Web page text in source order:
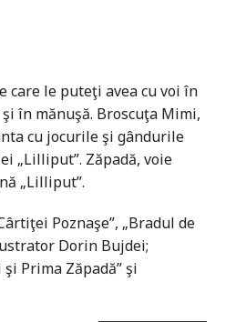
care le puteţi avea cu voi în
în mănuşă. Broscuţa Mimi,
cu jocurile şi gândurile
„Lilliput”. Zăpadă, voie
„Lilliput”.
Poznaşe”, „Bradul de
Dorin Bujdei;
Prima Zăpadă” şi